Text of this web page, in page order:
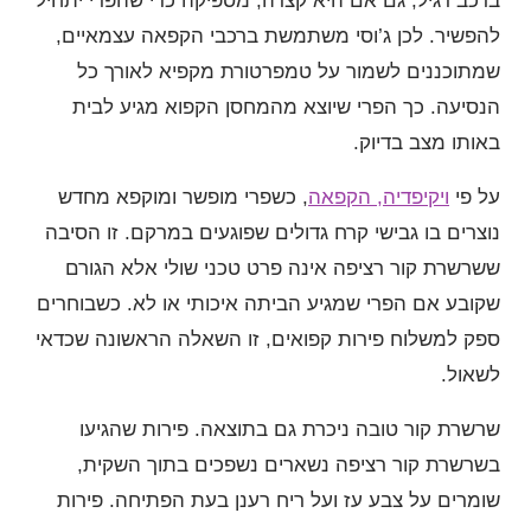
להפשיר. לכן ג’וסי משתמשת ברכבי הקפאה עצמאיים,
שמתוכננים לשמור על טמפרטורת מקפיא לאורך כל
הנסיעה. כך הפרי שיוצא מהמחסן הקפוא מגיע לבית
באותו מצב בדיוק.
על פי ויקיפדיה, הקפאה, כשפרי מופשר ומוקפא מחדש
נוצרים בו גבישי קרח גדולים שפוגעים במרקם. זו הסיבה
ששרשרת קור רציפה אינה פרט טכני שולי אלא הגורם
שקובע אם הפרי שמגיע הביתה איכותי או לא. כשבוחרים
ספק למשלוח פירות קפואים, זו השאלה הראשונה שכדאי
לשאול.
שרשרת קור טובה ניכרת גם בתוצאה. פירות שהגיעו
בשרשרת קור רציפה נשארים נשפכים בתוך השקית,
שומרים על צבע עז ועל ריח רענן בעת הפתיחה. פירות